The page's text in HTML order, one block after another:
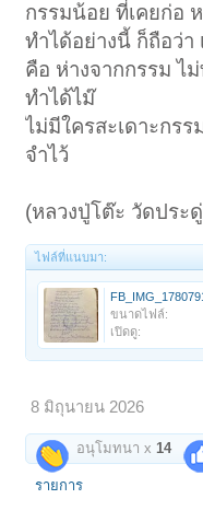
กรรมน้อย ที่เคยก่อ ห
ทำได้อย่างนี้ ก็ถือว่า
คือ ห่างจากกรรม ไ
ทำได้ไม๊
ไม่มีใครสะเดาะกรร
จำไว้
(หลวงปู่โต๊ะ วัดประ
ไฟล์ที่แนบมา:
ขนาดไฟล์:
เปิดดู:
8 มิถุนายน 2026
อนุโมทนา x14
รายการ